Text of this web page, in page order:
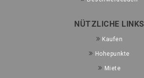
NÜTZLICHE LINKS
Kaufen
Hohepunkte
Miete